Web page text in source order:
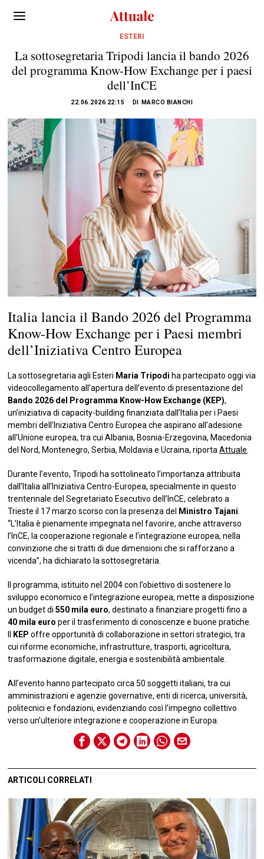
ESTERI
La sottosegretaria Tripodi lancia il bando 2026
del programma Know-How Exchange per i paesi
dell’InCE
22.06.2026 22:15 DI MARCO BIANCHI
Italia lancia il Bando 2026 del Programma
Know-How Exchange per i Paesi membri
dell’Iniziativa Centro Europea
La sottosegretaria agli Esteri Maria Tripodi ha partecipato oggi via
videocollegamento all’apertura dell’evento di presentazione del
Bando 2026 del Programma Know-How Exchange (KEP),
un’iniziativa di capacity-building finanziata dall’Italia per i Paesi
membri dell’Iniziativa Centro Europea che aspirano all’adesione
all’Unione europea, tra cui Albania, Bosnia-Erzegovina, Macedonia
del Nord, Montenegro, Serbia, Moldavia e Ucraina, riportaAttuale.
Durante l’evento, Tripodi ha sottolineato l’importanza attribuita
dall’Italia all’Iniziativa Centro-Europea, specialmente in questo
trentennale del Segretariato Esecutivo dell’InCE, celebrato a
Trieste il 17 marzo scorso con la presenza del
Ministro Tajani.
“L’Italia è pienamente impegnata nel favorire, anche attraverso
l’InCE, la cooperazione regionale e l’integrazione europea, nella
convinzione che si tratti di due dimensioni che si rafforzano a
vicenda”, ha dichiarato la sottosegretaria.
Il programma, istituito nel 2004 con l’obiettivo di sostenere lo
sviluppo economico e l’integrazione europea, mette a disposizione
un budget di550 mila euro, destinato a finanziare progetti fino a
40 mila euro per il trasferimento di conoscenze e buone pratiche.
KEP offre opportunità di collaborazione in settori strategici, tra
cui riforme economiche, infrastrutture, trasporti, agricoltura,
trasformazione digitale, energia e sostenibilità ambientale.
All’evento hanno partecipato circa 50 soggetti italiani, tra cui
amministrazioni e agenzie governative, enti di ricerca, università,
politecnici e fondazioni, evidenziando così l’impegno collettivo
verso un’ulteriore integrazione e cooperazione in Europa.
ARTICOLI CORRELATI